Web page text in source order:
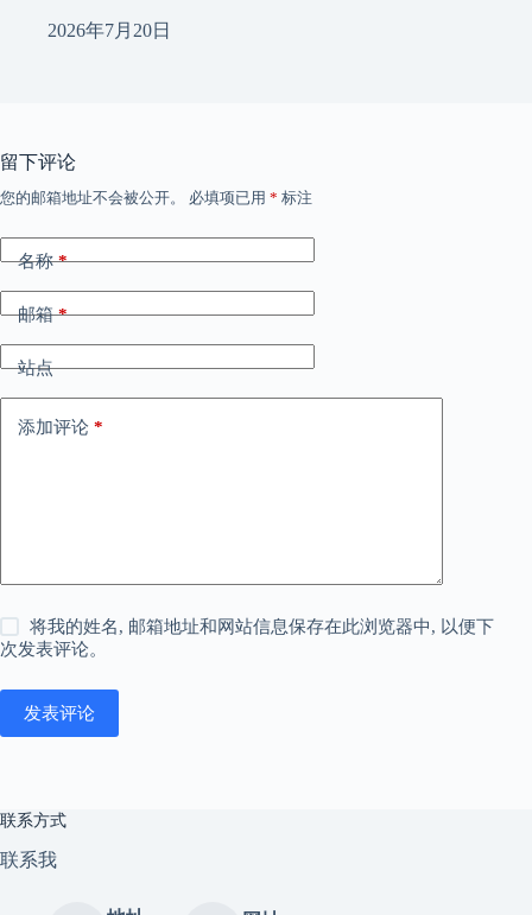
2026年7月20日
留下评论
您的邮箱地址不会被公开。 必填项已用 * 标注
名称*
邮箱*
站点
添加评论 *
将我的姓名, 邮箱地址和网站信息保存在此浏览器中, 以便下
次发表评论。
发表评论
联系方式
联系我